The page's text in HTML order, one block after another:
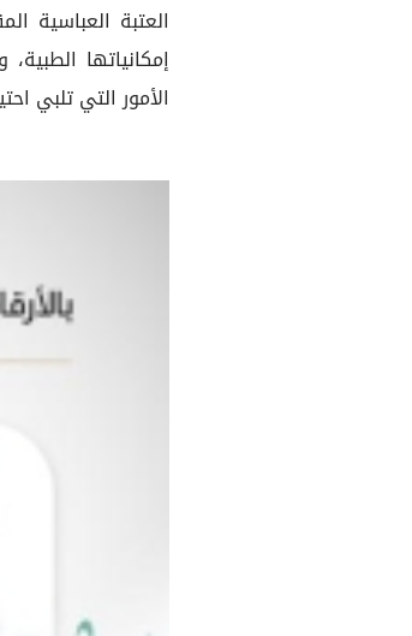
العتبة العباسية
إمكانياتها
الأمور التي تلبي